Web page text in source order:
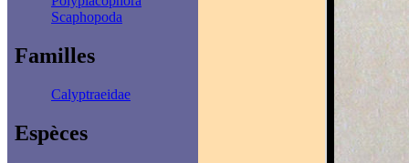
Scaphopoda
Familles
Calyptraeidae
Espèces